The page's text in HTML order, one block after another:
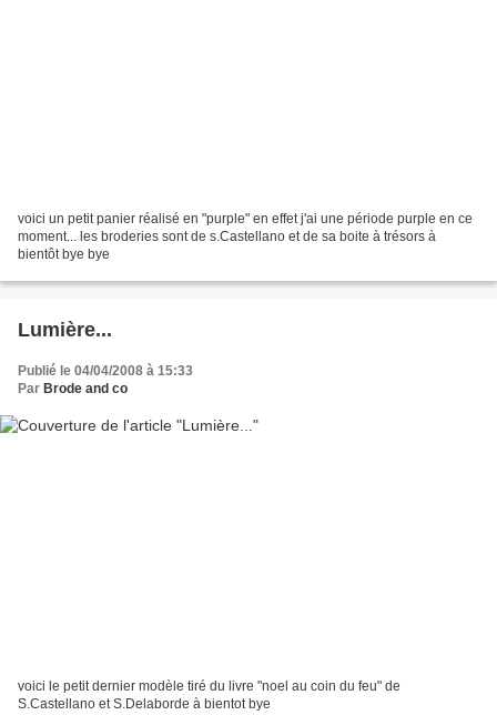
voici un petit panier réalisé en "purple" en effet j'ai une période purple en ce
moment... les broderies sont de s.Castellano et de sa boite à trésors à
bientôt bye bye
Lumière...
Publié le 04/04/2008 à 15:33
Par Brode and co
voici le petit dernier modèle tiré du livre "noel au coin du feu" de
S.Castellano et S.Delaborde à bientot bye